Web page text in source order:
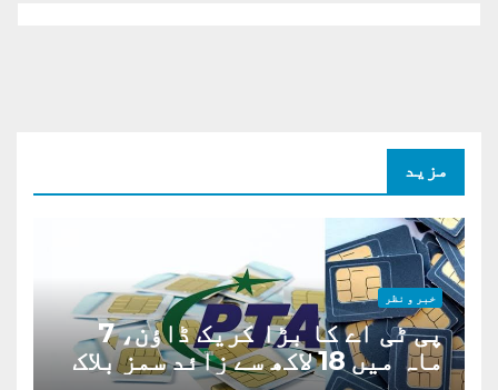
مزید
خبر و نظر
پی ٹی اے کا بڑا کریک ڈاؤن، 7
ماہ میں 18 لاکھ سے زائد سمز بلاک